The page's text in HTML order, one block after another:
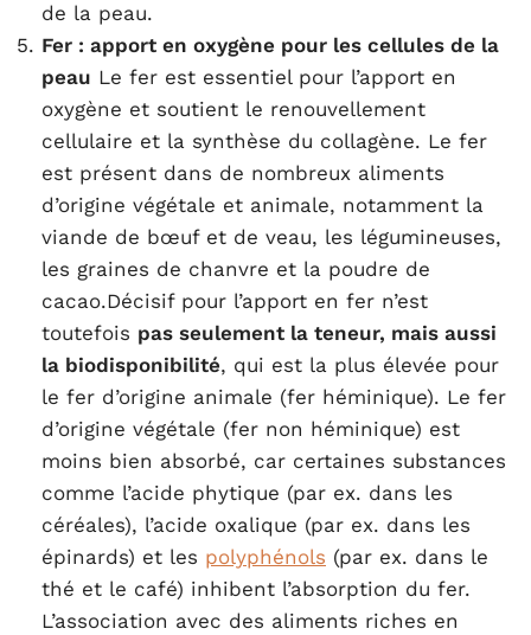
de la peau.
Fer : apport en oxygène pour les cellules de la
peau Le fer est essentiel pour l’apport en
oxygène et soutient le renouvellement
cellulaire et la synthèse du collagène. Le fer
est présent dans de nombreux aliments
d’origine végétale et animale, notamment la
viande de bœuf et de veau, les légumineuses,
les graines de chanvre et la poudre de
cacao.Décisif pour l’apport en fer n’est
toutefois pas seulement la teneur, mais aussi
la biodisponibilité, qui est la plus élevée pour
le fer d’origine animale (fer héminique). Le fer
d’origine végétale (fer non héminique) est
moins bien absorbé, car certaines substances
comme l’acide phytique (par ex. dans les
céréales), l’acide oxalique (par ex. dans les
épinards) et les polyphénols (par ex. dans le
thé et le café) inhibent l’absorption du fer.
L’association avec des aliments riches en